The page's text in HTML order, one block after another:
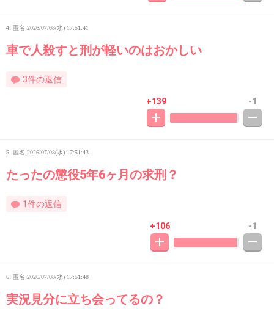
4. 匿名 2026/07/08(水) 17:51:41
車で人殺すと刑が軽いのはおかしい
3件の返信
+139 -1
5. 匿名 2026/07/08(水) 17:51:43
たったの懲役5年6ヶ月の求刑？
1件の返信
+106 -1
6. 匿名 2026/07/08(水) 17:51:48
実況見分に立ち会ってるの？